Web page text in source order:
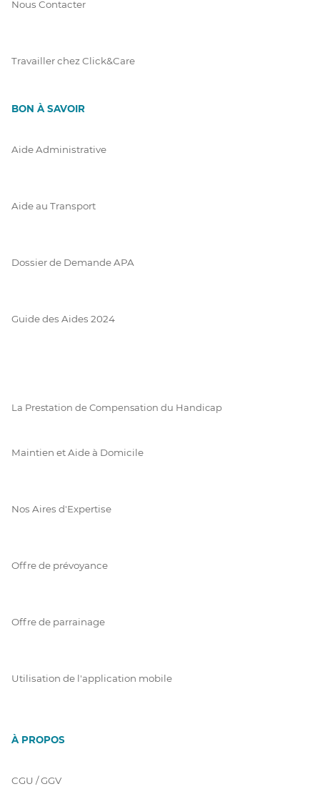
Nous Contacter
Travailler chez Click&Care
BON À SAVOIR
Aide Administrative
Aide au Transport
Dossier de Demande APA
Guide des Aides 2024
La Prestation de Compensation du Handicap
Maintien et Aide à Domicile
Nos Aires d'Expertise
Offre de prévoyance
Offre de parrainage
Utilisation de l'application mobile
À PROPOS
CGU / GGV